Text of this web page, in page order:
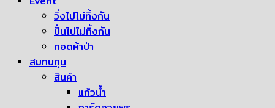
วิ่งไปไม่ทิ้งกัน
ปั่นไปไม่ทิ้งกัน
ทอดผ้าป่า
สมทบทุน
สินค้า
แก้วน้ำ